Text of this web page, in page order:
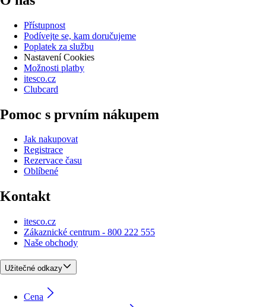
Přístupnost
Podívejte se, kam doručujeme
Poplatek za službu
Nastavení Cookies
Možnosti platby
itesco.cz
Clubcard
Pomoc s prvním nákupem
Jak nakupovat
Registrace
Rezervace času
Oblíbené
Kontakt
itesco.cz
Zákaznické centrum - 800 222 555
Naše obchody
Užitečné odkazy
Cena